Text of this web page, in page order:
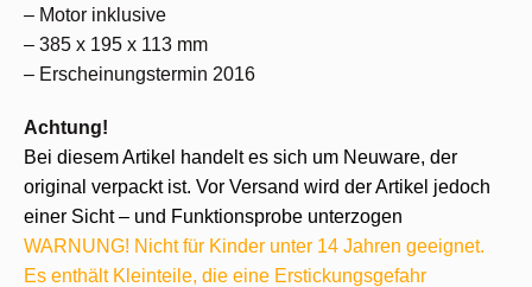
– Motor inklusive
– 385 x 195 x 113 mm
– Erscheinungstermin 2016
Achtung!
Bei diesem Artikel handelt es sich um Neuware, der
original verpackt ist. Vor Versand wird der Artikel jedoch
einer Sicht – und Funktionsprobe unterzogen
WARNUNG! Nicht für Kinder unter 14 Jahren geeignet.
Es enthält Kleinteile, die eine Erstickungsgefahr